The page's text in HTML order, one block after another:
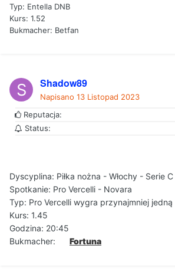
Typ: Entella DNB
Kurs: 1.52
Bukmacher: Betfan
Shadow89
Napisano 13 Listopad 2023
Reputacja:
Status:
Dyscyplina: Piłka nożna - Włochy - Serie C
Spotkanie: Pro Vercelli - Novara
Typ: Pro Vercelli wygra przynajmniej jedną
Kurs: 1.45
Godzina: 20:45
Bukmacher:
Fortuna